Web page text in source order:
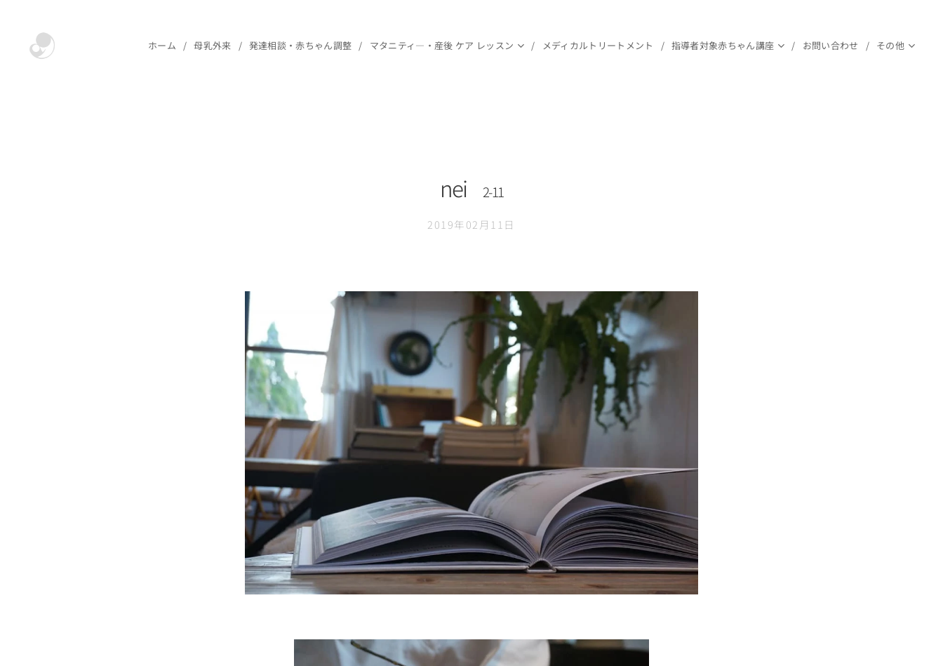
ホーム 母乳外来 発達相談・赤ちゃん調整 マタニティ―・産後 ケア レッスン メディカルトリートメント 指導者対象赤ちゃん講座 お問い合わせ その他
nei 2-11
2019年02月11日